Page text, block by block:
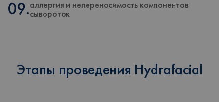
09.аллергия и непереносимость компонентов
сывороток
Этапы проведения Hydrafacial